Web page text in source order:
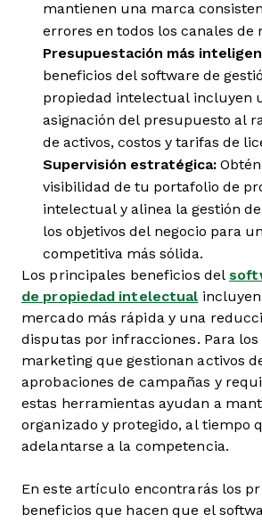
mantienen una marca
errores en todos los canales de
Presupuestación más
beneficios del software de
propiedad intelectual incluyen
asignación del presupuesto al
de activos, costos y tarifas de
Supervisión estratégica:
visibilidad de tu portafolio de
intelectual y alinea la gestión
los objetivos del negocio para
competitiva más sólida.
Los principales beneficios del
de propiedad intelectual
mercado más rápida y una
disputas por infracciones. Para
marketing que gestionan activos
aprobaciones de campañas y
estas herramientas ayudan a
organizado y protegido, al tiempo
adelantarse a la competencia.
En este artículo encontrarás los
beneficios que hacen que el